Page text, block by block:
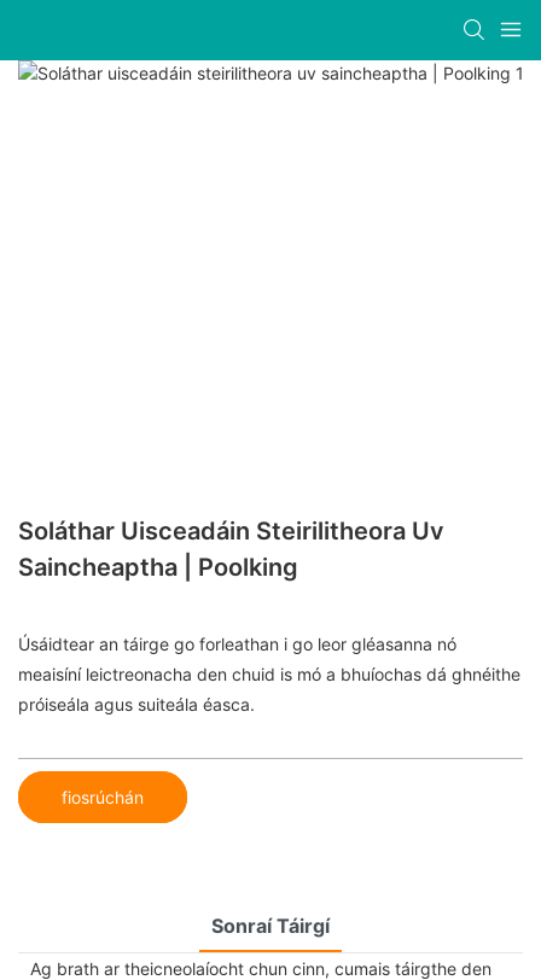
Soláthar Uisceadáin Steirilitheora Uv
Saincheaptha | Poolking
Úsáidtear an táirge go forleathan i go leor gléasanna nó
meaisíní leictreonacha den chuid is mó a bhuíochas dá ghnéithe
próiseála agus suiteála éasca.
fiosrúchán
Sonraí Táirgí
Ag brath ar theicneolaíocht chun cinn, cumais táirgthe den